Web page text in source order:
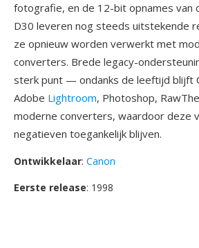
fotografie, en de 12-bit opnames van
D30 leveren nog steeds uitstekende
ze opnieuw worden verwerkt met
converters. Brede legacy-
sterk punt — ondanks de leeftijd blijft
Adobe Lightroom, Photoshop,
moderne converters, waardoor deze
negatieven toegankelijk blijven.
Ontwikkelaar: Canon
Eerste release: 1998